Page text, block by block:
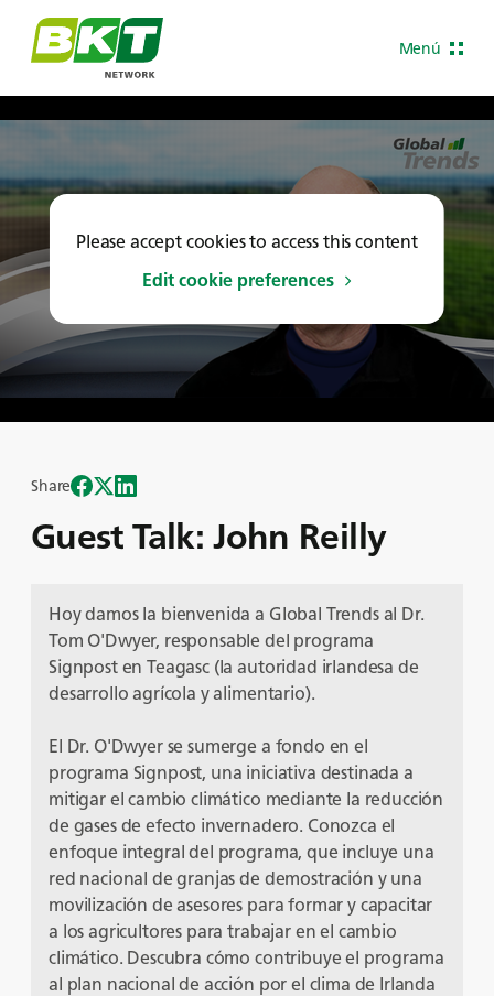
Menú
Please accept cookies to access this content
Edit cookie preferences
Guest Talk: John Reilly
Share
Hoy damos la bienvenida a Global Trends al Dr.
Tom O'Dwyer, responsable del programa
Signpost en Teagasc (la autoridad irlandesa de
desarrollo agrícola y alimentario).
El Dr. O'Dwyer se sumerge a fondo en el
programa Signpost, una iniciativa destinada a
mitigar el cambio climático mediante la reducción
de gases de efecto invernadero. Conozca el
enfoque integral del programa, que incluye una
red nacional de granjas de demostración y una
movilización de asesores para formar y capacitar
a los agricultores para trabajar en el cambio
climático. Descubra cómo contribuye el programa
al plan nacional de acción por el clima de Irlanda